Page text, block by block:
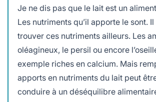
Je ne dis pas que le lait est un
Les nutriments qu’il apporte le sont.
trouver ces nutriments ailleurs. Les
oléagineux, le persil ou encore
exemple riches en calcium. Mais
apports en nutriments du lait peut
conduire à un déséquilibre